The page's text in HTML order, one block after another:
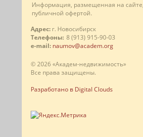
Информация, размещенная на
публичной офертой.
Адрес: г. Новосибирск
Телефоны: 8 (913) 915-90-03
e-mail: naumov@academ.org
© 2026 «Академ-недвижимость»
Все права защищены.
Разработано в Digital Clouds